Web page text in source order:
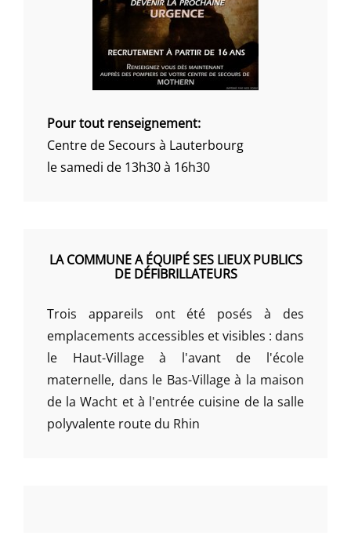
Pour tout renseignement:
Centre de Secours à Lauterbourg
le samedi de 13h30 à 16h30
LA COMMUNE A ÉQUIPÉ SES LIEUX PUBLICS
DE DÉFIBRILLATEURS
Trois appareils ont été posés à des
emplacements accessibles et visibles : dans
le Haut-Village à l'avant de l'école
maternelle, dans le Bas-Village à la maison
de la Wacht et à l'entrée cuisine de la salle
polyvalente route du Rhin